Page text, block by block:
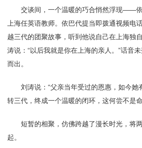
交谈间，一个温暖的巧合悄然浮现——
上海任英语教师。依巴代提当即拨通视频电
越三代的团聚故事，听到他说自己在上海独
涛说：“以后我就是你在上海的亲人。”话音
而出。
刘涛说：“父亲当年受过的恩惠，如今她
转三代，终成一个温暖的闭环，这何尝不是
短暂的相聚，仿佛跨越了漫长时光，将
起。